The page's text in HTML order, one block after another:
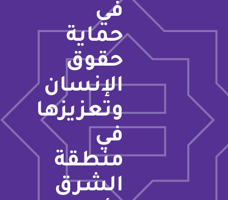
في
حماية
حقوق
الإنسان
وتعزيزها
في
منطقة
الشرق